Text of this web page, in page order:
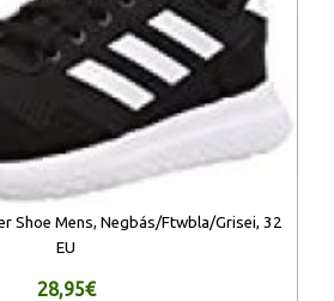
Shoe Mens, Negbás/Ftwbla/Grisei, 32
EU
28,95€